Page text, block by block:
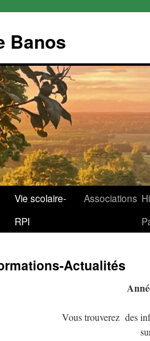
Banos
Vie scolaire-
RPI
Associations
Actualités
Vous trouverez des